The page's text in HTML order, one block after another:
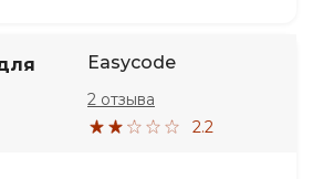
Easycode
2.2
2 отзыва